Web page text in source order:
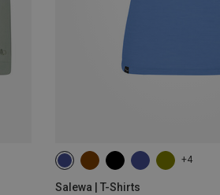
+4
Salewa | T-Shirts
XS S M XL